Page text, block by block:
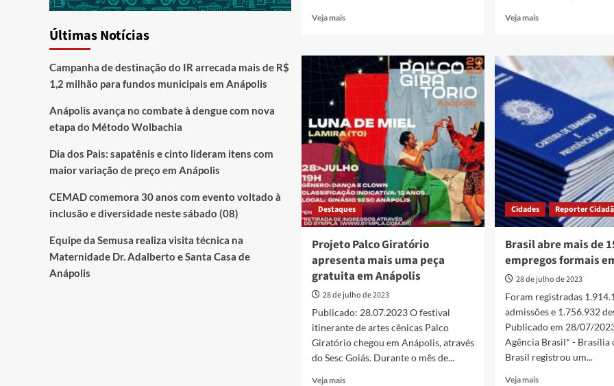
Veja maisRead
Desfile
cívico-
militar
na
Avenida
Brasil
Sul
nesta
segunda-
feira,
31
Veja maisRead
Fiéis
reúnem
noite
de
reflexão
e
louvor
no
Arraiana
2023
Destaques
Projeto Palco Giratório
apresenta mais uma peça
gratuita em Anápolis
28 de julho de 2023
Publicado: 28.07.2023 O festival
itinerante de artes cênicas Palco
Giratório chegou em Anápolis, através
do Sesc Goiás. Durante o mês de...
Veja maisRead
Cidades Reporter
Brasil abre mais de
empregos formais
28 de julho de 2023
Foram registradas
admissões e 1.756.932
Publicado em 28/07/
Agência Brasil* - Brasília
Brasil registrou um...
Veja maisRead
Últimas Notícias
Campanha de destinação do IR arrecada mais de R$
1,2 milhão para fundos municipais em Anápolis
Anápolis avança no combate à dengue com nova
etapa do Método Wolbachia
Dia dos Pais: sapatênis e cinto lideram itens com
maior variação de preço em Anápolis
CEMAD comemora 30 anos com evento voltado à
inclusão e diversidade neste sábado (08)
Equipe da Semusa realiza visita técnica na
Maternidade Dr. Adalberto e Santa Casa de
Anápolis